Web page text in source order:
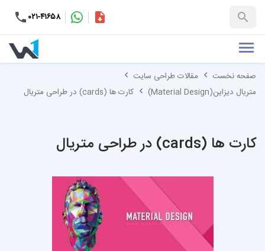
۰۲۱-۴۱۶۵۸
+۹۸-کاتالوگ
صفحه نخست
مقالات طراحی سایت
متریال دیزاین(Material Design)
کارت ها (cards) در طراحی متریال
کارت ها (cards) در طراحی متریال